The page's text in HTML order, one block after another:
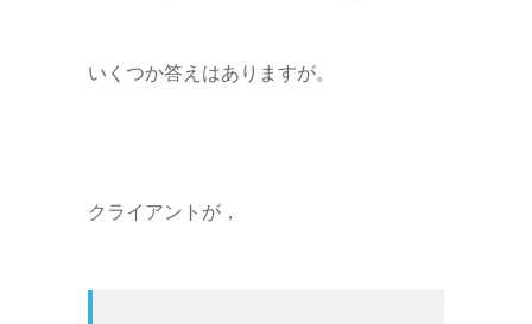
いくつか答えはありますが。
クライアントが，